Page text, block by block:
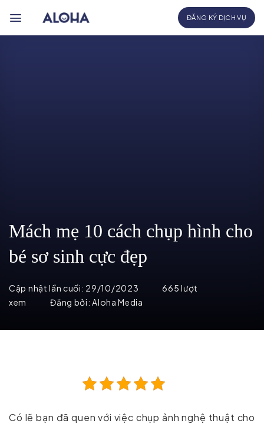
qua
ĐĂNG KÝ DỊCH VỤ
Mách mẹ 10 cách chụp hình cho
bé sơ sinh cực đẹp
Cập nhật lần cuối: 29/10/2023
665 lượt
xem
Đăng bởi:Aloha Media
Có lẽ bạn đã quen với việc chụp ảnh nghệ thuật cho